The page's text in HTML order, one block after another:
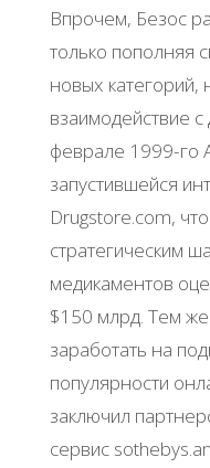
Впрочем, Безос
только пополняя
новых категорий,
взаимодействие
феврале 1999-го
запустившейся
Drugstore.com,
стратегическим
медикаментов
$150 млрд. Тем
заработать на
популярности
заключил
сервис